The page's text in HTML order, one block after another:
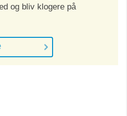
og bliv klogere på